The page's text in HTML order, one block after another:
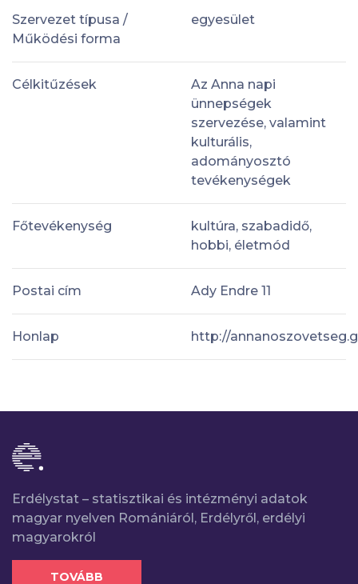
Szervezet típusa /
Működési forma
egyesület
Célkitűzések
Az Anna napi
ünnepségek
szervezése, valamint
kulturális,
adományosztó
tevékenységek
Főtevékenység
kultúra, szabadidő,
hobbi, életmód
Postai cím Ady Endre 11
Honlap http://
Erdélystat – statisztikai és intézményi adatok
magyar nyelven Romániáról, Erdélyről, erdélyi
magyarokról
TOVÁBB